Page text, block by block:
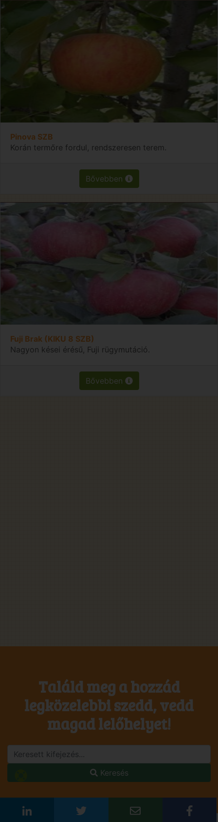
Pinova SZB
Korán termőre fordul, rendszeresen terem.
Bővebben
Fuji Brak (KIKU 8 SZB)
Nagyon kései érésű, Fuji rügymutáció.
Bővebben
Találd meg a hozzád
legközelebbi szedd, vedd
magad lelőhelyet!
Keresés